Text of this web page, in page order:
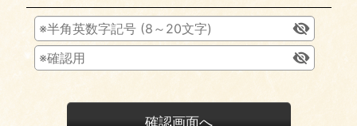
確認画面へ